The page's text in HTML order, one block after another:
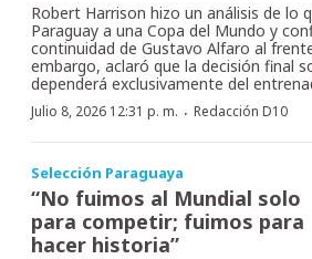
Robert Harrison hizo un análisis de lo
Paraguay a una Copa del Mundo y
continuidad de Gustavo Alfaro al
embargo, aclaró que la decisión final
dependerá exclusivamente del
Julio 8, 2026 12:31 p. m. · Redacción D10
Selección Paraguaya
“No fuimos al Mundial solo
para competir; fuimos para
hacer historia”